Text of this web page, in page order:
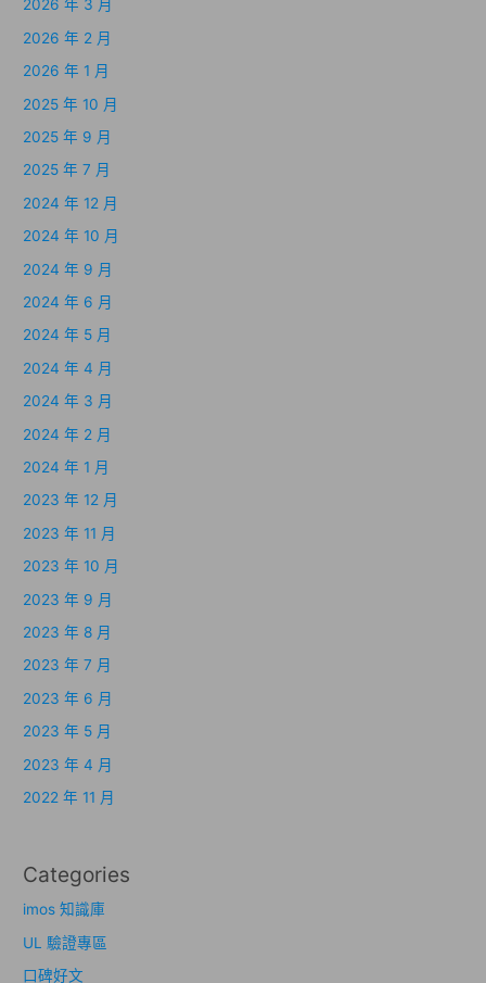
2026 年 3 月
2026 年 2 月
2026 年 1 月
2025 年 10 月
2025 年 9 月
2025 年 7 月
2024 年 12 月
2024 年 10 月
2024 年 9 月
2024 年 6 月
2024 年 5 月
2024 年 4 月
2024 年 3 月
2024 年 2 月
2024 年 1 月
2023 年 12 月
2023 年 11 月
2023 年 10 月
2023 年 9 月
2023 年 8 月
2023 年 7 月
2023 年 6 月
2023 年 5 月
2023 年 4 月
2022 年 11 月
Categories
imos 知識庫
UL 驗證專區
口碑好文